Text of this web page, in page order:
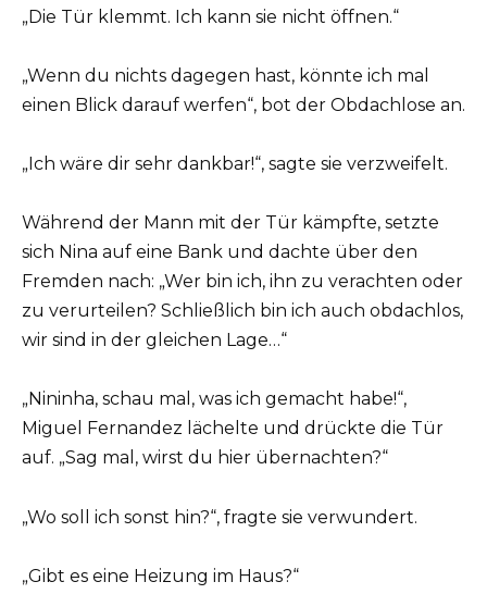
„Die Tür klemmt. Ich kann sie nicht öffnen.“
„Wenn du nichts dagegen hast, könnte ich mal
einen Blick darauf werfen“, bot der Obdachlose an.
„Ich wäre dir sehr dankbar!“, sagte sie verzweifelt.
Während der Mann mit der Tür kämpfte, setzte
sich Nina auf eine Bank und dachte über den
Fremden nach: „Wer bin ich, ihn zu verachten oder
zu verurteilen? Schließlich bin ich auch obdachlos,
wir sind in der gleichen Lage…“
„Nininha, schau mal, was ich gemacht habe!“,
Miguel Fernandez lächelte und drückte die Tür
auf. „Sag mal, wirst du hier übernachten?“
„Wo soll ich sonst hin?“, fragte sie verwundert.
„Gibt es eine Heizung im Haus?“